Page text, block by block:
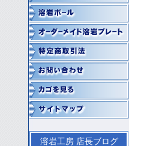
溶岩工房 店長ブログ